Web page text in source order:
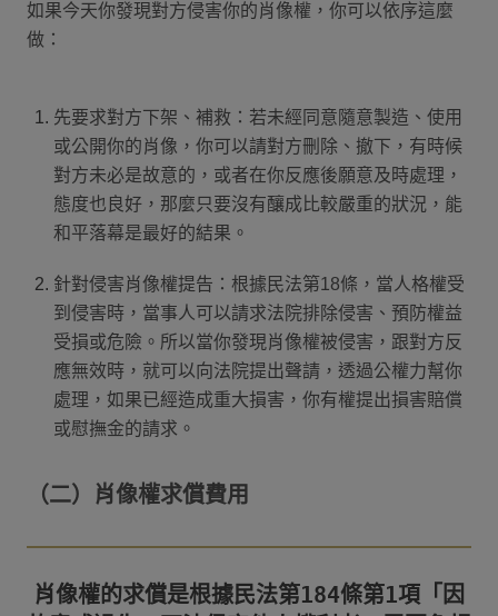
如果今天你發現對方侵害你的肖像權，你可以依序這麼
做：
先要求對方下架、補救：若未經同意隨意製造、使用
或公開你的肖像，你可以請對方刪除、撤下，有時候
對方未必是故意的，或者在你反應後願意及時處理，
態度也良好，那麼只要沒有釀成比較嚴重的狀況，能
和平落幕是最好的結果。
針對侵害肖像權提告：根據民法第18條，當人格權受
到侵害時，當事人可以請求法院排除侵害、預防權益
受損或危險。所以當你發現肖像權被侵害，跟對方反
應無效時，就可以向法院提出聲請，透過公權力幫你
處理，如果已經造成重大損害，你有權提出損害賠償
或慰撫金的請求。
（二）肖像權求償費用
肖像權的求償是根據民法第184條第1項「因